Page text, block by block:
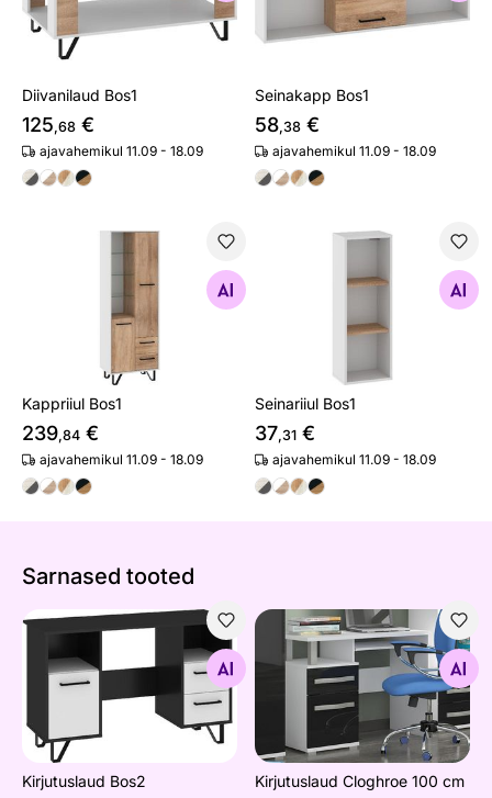
Diivanilaud Bos1
125,68 €
ajavahemikul 11.09 - 18.09
Seinakapp Bos1
58,38 €
ajavahemikul 11.09 - 18.09
Otsi sarnaseid
Kappriiul Bos1
239,84 €
ajavahemikul 11.09 - 18.09
Otsi sarnaseid
Seinariiul Bos1
37,31 €
ajavahemikul 11.09 - 18.09
Sarnased tooted
Otsi sarnaseid
Kirjutuslaud Bos2
Kirjutuslaud Cloghroe 100
Otsi sarnaseid
Kirjutuslaud Cloghroe 100 cm